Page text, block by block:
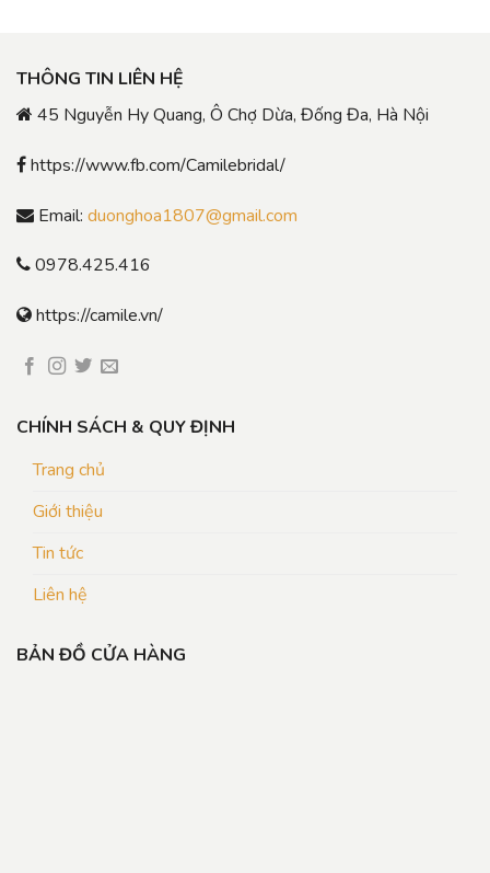
THÔNG TIN LIÊN HỆ
45 Nguyễn Hy Quang, Ô Chợ Dừa, Đống Đa, Hà Nội
https://www.fb.com/Camilebridal/
Email: duonghoa1807@gmail.com
0978.425.416
https://camile.vn/
CHÍNH SÁCH & QUY ĐỊNH
Trang chủ
Giới thiệu
Tin tức
Liên hệ
BẢN ĐỒ CỬA HÀNG